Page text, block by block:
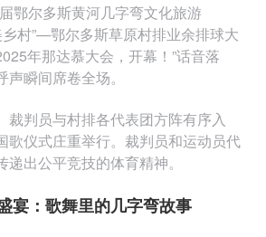
鄂尔多斯黄河几字弯文化旅游
村”—鄂尔多斯草原村排业余排球大
年那达慕大会，开幕！”话音落
瞬间席卷全场。
裁判员与村排各代表团方阵有序入
歌仪式庄重举行。裁判员和运动员代
出公平竞技的体育精神。
宴：歌舞里的几字弯故事